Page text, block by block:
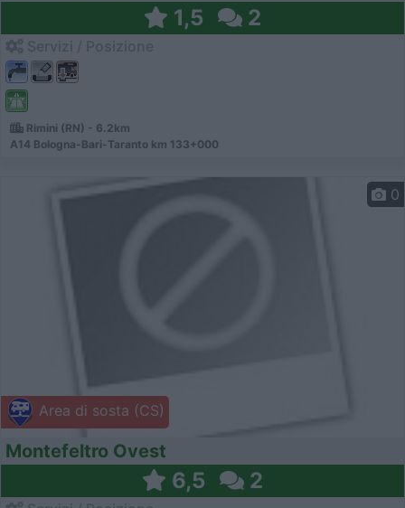
1,5 2
Rimini (RN) - 6.2km
A14 Bologna-Bari-Taranto km 133+000
Area di sosta (CS)
0
Montefeltro Ovest
6,5 2